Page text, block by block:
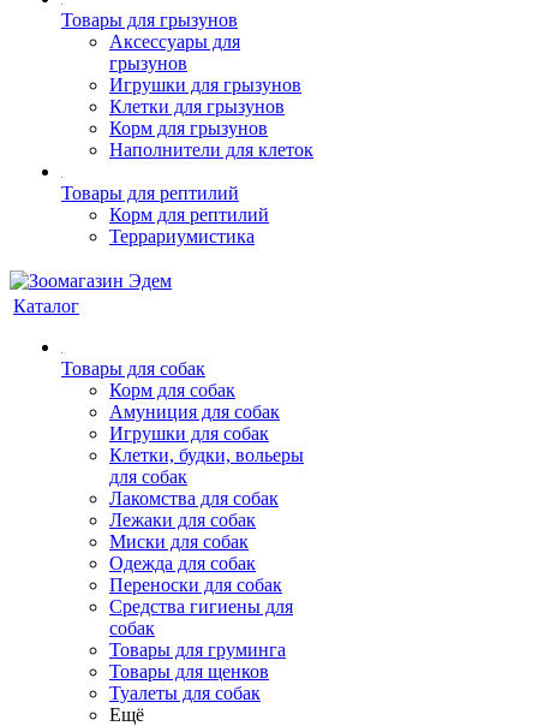
Товары для грызунов
Аксессуары для
грызунов
Игрушки для грызунов
Клетки для грызунов
Корм для грызунов
Наполнители для клеток
Товары для рептилий
Корм для рептилий
Террариумистика
Каталог
Товары для собак
Корм для собак
Амуниция для собак
Игрушки для собак
Клетки, будки, вольеры
для собак
Лакомства для собак
Лежаки для собак
Миски для собак
Одежда для собак
Переноски для собак
Средства гигиены для
собак
Товары для груминга
Товары для щенков
Туалеты для собак
Ещё